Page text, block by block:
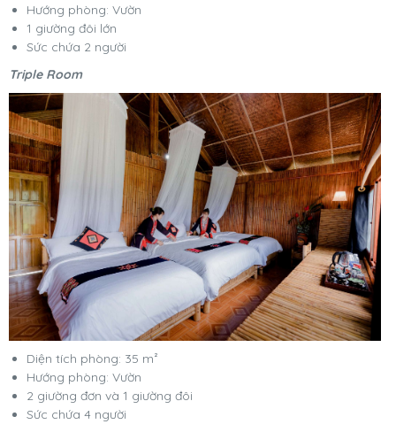
Hướng phòng: Vườn
1 giường đôi lớn
Sức chứa 2 người
Triple Room
Diện tích phòng: 35 m²
Hướng phòng: Vườn
2 giường đơn và 1 giường đôi
Sức chứa 4 người